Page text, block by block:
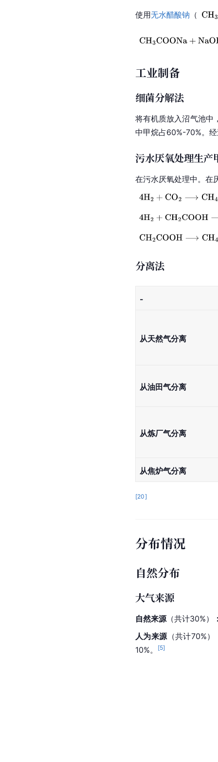
使用无水醋酸钠 （
工业制备
细菌分解法
将有机质放入沼气池中
中甲烷占60%-70%。
污水厌氧处理生产
在污水厌氧处理中。在
分离法
-
从天然气分离
从油田气分离
从炼厂气分离
从焦炉气分离
[20]
分布情况
自然分布
大气来源
自然来源（共计30%）
人为来源（共计70%）
10%。
[5]